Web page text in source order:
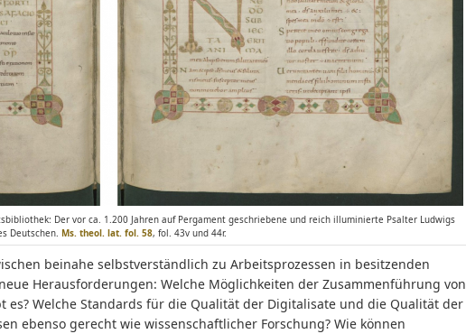
Der vor ca. 1.200 Jahren auf Pergament geschriebene und reich illuminierte Psalter Ludwigs
Deutschen. Ms. theol. lat. fol. 58, fol. 43v und 44r.
beinahe selbstverständlich zu Arbeitsprozessen in besitzenden
Herausforderungen: Welche Möglichkeiten der Zusammenführung von
es? Welche Standards für die Qualität der Digitalisate und die Qualität der
ebenso gerecht wie wissenschaftlicher Forschung? Wie können